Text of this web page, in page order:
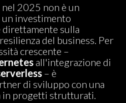
nel 2025 non è un
un investimento
sulla
del business. Per
crescente –
all'integrazione di
– è
di sviluppo con una
in progetti strutturati.